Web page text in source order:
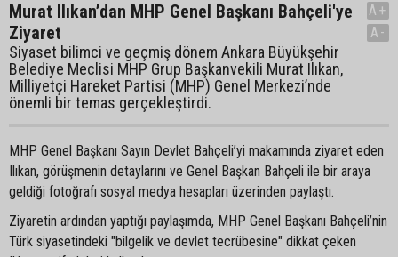
Murat Ilıkan’dan MHP Genel Başkanı Bahçeli'ye
Ziyaret
Siyaset bilimci ve geçmiş dönem Ankara Büyükşehir
Belediye Meclisi MHP Grup Başkanvekili Murat Ilıkan,
Milliyetçi Hareket Partisi (MHP) Genel Merkezi’nde
önemli bir temas gerçekleştirdi.
A+
A-
MHP Genel Başkanı Sayın Devlet Bahçeli’yi makamında ziyaret eden
Ilıkan, görüşmenin detaylarını ve Genel Başkan Bahçeli ile bir araya
geldiği fotoğrafı sosyal medya hesapları üzerinden paylaştı.
Ziyaretin ardından yaptığı paylaşımda, MHP Genel Başkanı Bahçeli’nin
Türk siyasetindeki "bilgelik ve devlet tecrübesine" dikkat çeken